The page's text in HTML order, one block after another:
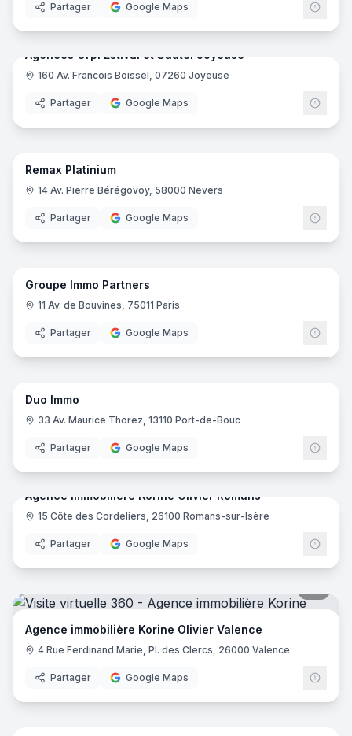
Partager Google Maps
10
Agences Orpi Estival et Sautel Joyeuse
160 Av. Francois Boissel, 07260 Joyeuse
Partager Google Maps
8
Remax Platinium
14 Av. Pierre Bérégovoy, 58000 Nevers
Partager Google Maps
5
Groupe Immo Partners
11 Av. de Bouvines, 75011 Paris
Partager Google Maps
7
Duo Immo
33 Av. Maurice Thorez, 13110 Port-de-Bouc
Partager Google Maps
Agence immobilière Korine Olivier Romans
15 Côte des Cordeliers, 26100 Romans-sur-Isère
Partager Google Maps
Agence immobilière Korine Olivier Valence
4 Rue Ferdinand Marie, Pl. des Clercs, 26000 Valence
Partager Google Maps
14